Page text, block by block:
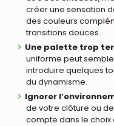
créer une sensation
des couleurs
transitions douces.
Une palette trop
uniforme peut
introduire quelques
du dynamisme.
Ignorer
de votre clôture ou
compte dans le choix